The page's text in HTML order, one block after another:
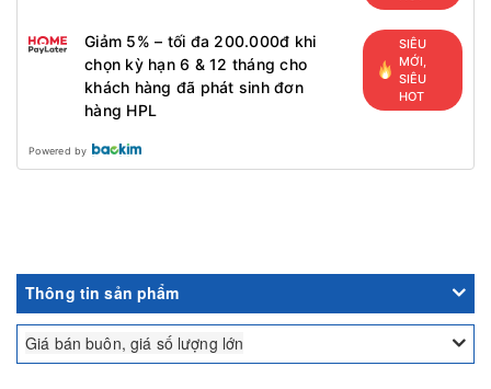
Giảm 5% – tối đa 200.000đ khi
chọn kỳ hạn 6 & 12 tháng cho
khách hàng đã phát sinh đơn
hàng HPL
SIÊU
MỚI,
SIÊU
HOT
Powered by
Thông tin sản phẩm
Giá bán buôn, giá số lượng lớn